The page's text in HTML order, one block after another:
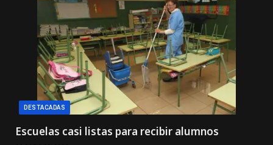
DESTACADAS
Escuelas casi listas para recibir alumnos